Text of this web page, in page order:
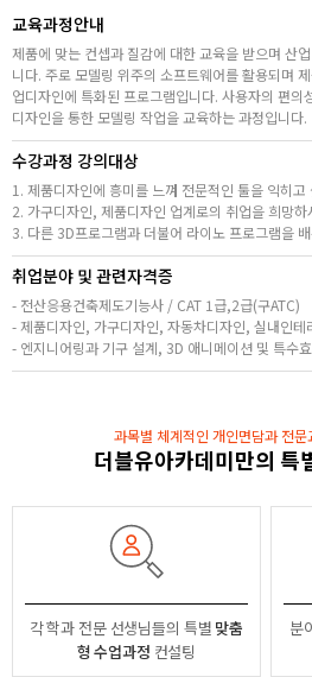
교육과정안내
제품에 맞는 컨셉과 질감에 대한 교육을 받으며 산
니다. 주로 모델링 위주의 소프트웨어를 활용되며
업디자인에 특화된 프로그램입니다. 사용자의 편
디자인을 통한 모델링 작업을 교육하는 과정입니다.
수강과정 강의대상
1. 제품디자인에 흥미를 느껴 전문적인 툴을 익히고
2. 가구디자인, 제품디자인 업계로의 취업을 희망하
3. 다른 3D프로그램과 더불어 라이노 프로그램을
취업분야 및 관련자격증
- 전산응용건축제도기능사 / CAT 1급,2급(구ATC)
- 제품디자인, 가구디자인, 자동차디자인, 실내인테
- 엔지니어링과 기구 설계, 3D 애니메이션 및 특수
과목별 체계적인 개인면담과 전
더블유아카데미만의 특
각 학과 전문 선생님들의 특별 맞춤
형 수업과정 컨설팅
분